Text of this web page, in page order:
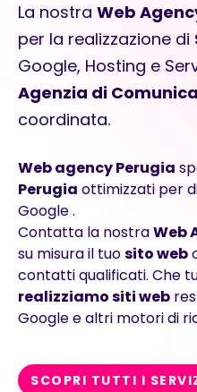
La nostra Web
per la realizzazione di
Google, Hosting e
Agenzia di
coordinata.
Web agency Perugia
Perugia ottimizzati per
Google .
Contatta la nostraWeb
su misura il tuosito web
contatti qualificati. Che
realizziamo siti web
Google e altri motori di
SCOPRI TUTTI I